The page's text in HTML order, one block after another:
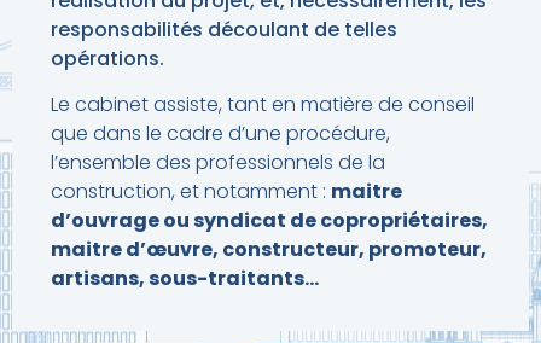
responsabilités découlant de telles
opérations.
Le cabinet assiste, tant en matière de conseil
que dans le cadre d’une procédure,
l’ensemble des professionnels de la
construction, et notamment : maitre
d’ouvrage ou syndicat de copropriétaires,
maitre d’œuvre, constructeur, promoteur,
artisans, sous-traitants…